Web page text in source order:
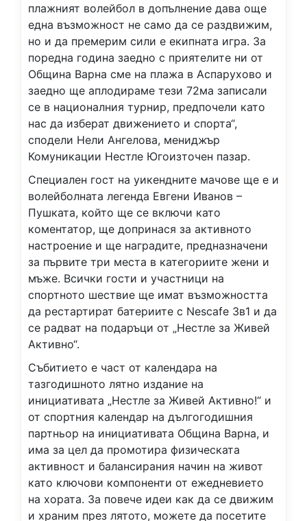
плажният волейбол в допълнение дава още
една възможност не само да се раздвижим,
но и да премерим сили е екипната игра. За
поредна година заедно с приятелите ни от
Община Варна сме на плажа в Аспарухово и
заедно ще аплодираме тези 72ма записали
се в националния турнир, предпочели като
нас да изберат движението и спорта“,
сподели Нели Ангелова, мениджър
Комуникации Нестле Югоизточен пазар.
Специален гост на уикендните мачове ще е и
волейболната легенда Евгени Иванов –
Пушката, който ще се включи като
коментатор, ще допринася за активното
настроение и ще наградите, предназначени
за първите три места в категориите жени и
мъже. Всички гости и участници на
спортното шествие ще имат възможността
да рестартират батериите с Nescafe 3в1 и да
се радват на подаръци от „Нестле за Живей
Активно“.
Събитието е част от календара на
тазгодишното лятно издание на
инициативата „Нестле за Живей Активно!“ и
от спортния календар на дългогодишния
партньор на инициативата Община Варна, и
има за цел да промотира физическата
активност и балансирания начин на живот
като ключови компоненти от ежедневието
на хората. За повече идеи как да се движим
и храним през лятото, можете да посетите